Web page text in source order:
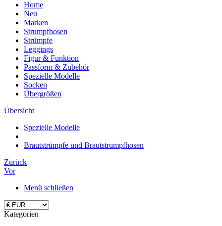
Home
Neu
Marken
Strumpfhosen
Strümpfe
Leggings
Figur & Funktion
Passform & Zubehör
Spezielle Modelle
Socken
Übergrößen
Übersicht
Spezielle Modelle
Brautstrümpfe und Brautstrumpfhosen
Zurück
Vor
Menü schließen
Kategorien